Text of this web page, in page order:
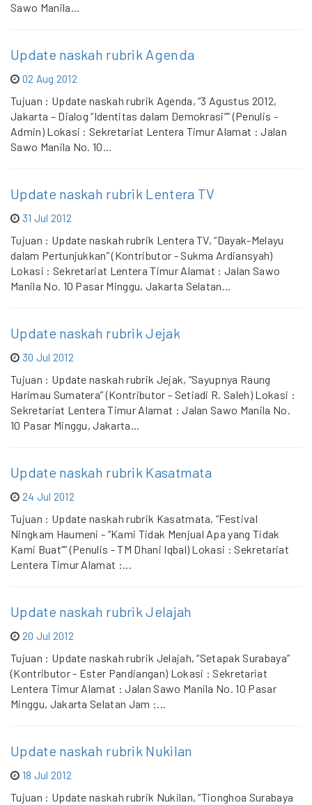
Sawo Manila...
Update naskah rubrik Agenda
02 Aug 2012
Tujuan : Update naskah rubrik Agenda, “3 Agustus 2012,
Jakarta – Dialog “Identitas dalam Demokrasi”” (Penulis -
Admin) Lokasi : Sekretariat Lentera Timur Alamat : Jalan
Sawo Manila No. 10...
Update naskah rubrik Lentera TV
31 Jul 2012
Tujuan : Update naskah rubrik Lentera TV, “Dayak-Melayu
dalam Pertunjukkan” (Kontributor - Sukma Ardiansyah)
Lokasi : Sekretariat Lentera Timur Alamat : Jalan Sawo
Manila No. 10 Pasar Minggu, Jakarta Selatan...
Update naskah rubrik Jejak
30 Jul 2012
Tujuan : Update naskah rubrik Jejak, “Sayupnya Raung
Harimau Sumatera” (Kontributor - Setiadi R. Saleh) Lokasi :
Sekretariat Lentera Timur Alamat : Jalan Sawo Manila No.
10 Pasar Minggu, Jakarta...
Update naskah rubrik Kasatmata
24 Jul 2012
Tujuan : Update naskah rubrik Kasatmata, “Festival
Ningkam Haumeni - “Kami Tidak Menjual Apa yang Tidak
Kami Buat”” (Penulis - TM Dhani Iqbal) Lokasi : Sekretariat
Lentera Timur Alamat :...
Update naskah rubrik Jelajah
20 Jul 2012
Tujuan : Update naskah rubrik Jelajah, “Setapak Surabaya”
(Kontributor - Ester Pandiangan) Lokasi : Sekretariat
Lentera Timur Alamat : Jalan Sawo Manila No. 10 Pasar
Minggu, Jakarta Selatan Jam :...
Update naskah rubrik Nukilan
18 Jul 2012
Tujuan : Update naskah rubrik Nukilan, “Tionghoa Surabaya